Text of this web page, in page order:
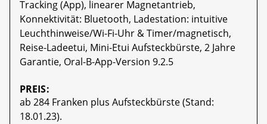
Tracking (App), linearer Magnetantrieb,
Konnektivität: Bluetooth, Ladestation: intuitive
Leuchthinweise/Wi-Fi-Uhr & Timer/magnetisch,
Reise-Ladeetui, Mini-Etui Aufsteckbürste, 2 Jahre
Garantie, Oral-B-App-Version 9.2.5
PREIS:
ab 284 Franken plus Aufsteckbürste (Stand:
18.01.23).